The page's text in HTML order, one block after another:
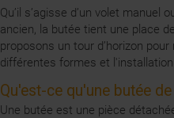
Qu’il s’agisse d’un volet manuel
ancien, la butée tient une place
proposons un tour d’horizon
différentes formes et
Qu'est-ce qu'une butée
Une butée est une pièce